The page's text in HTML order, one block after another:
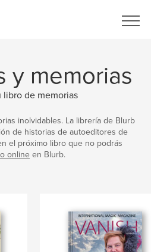
y memorias
libro de memorias
inolvidables. La librería de Blurb
de historias de autoeditores de
el próximo libro que no podrás
online en Blurb.